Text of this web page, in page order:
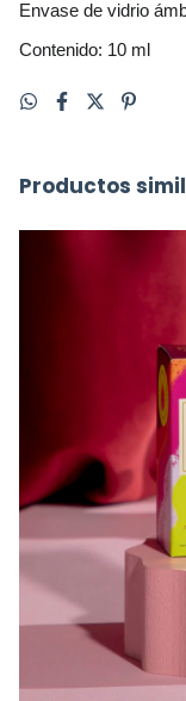
Envase de vidrio
Contenido: 10 ml
Productos